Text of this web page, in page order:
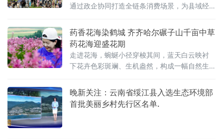
通过政企协同打造全链条消费场景，为县域经
烤肉美食之都”建设中县域实践的生动样本。政
企联动打造“微度假”消费新场景6月19日端午节
开幕当日，克山县东山植物园内人头攒动。依
托园区自然生
药香花海染鹤城 齐齐哈尔碾子山千亩中草
药花海迎盛花期
走进花海，蜿蜒小径穿梭其间，蓝天白云映衬
下花卉色彩斑斓、生机盎然，构成一幅自然生
村依托当地自然生态优势，规模化种植兼具药
用与观赏价值的中草药，打造集生态观光、休
闲体
晚新关注：云南省绥江县入选生态环境部
首批美丽乡村先行区名单.